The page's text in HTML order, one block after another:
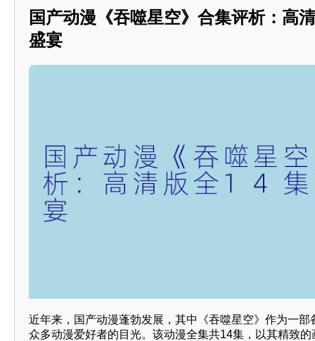
国产动漫《吞噬星空》合集评析：高
盛宴
近年来，国产动漫蓬勃发展，其中《吞噬星空》作为一部
众多动漫爱好者的目光。该动漫全集共14集，以其精致